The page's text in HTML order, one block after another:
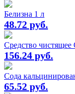
Белизна 1 л
48.72 руб.
Средство
156.24 руб.
Сода
65.52 руб.